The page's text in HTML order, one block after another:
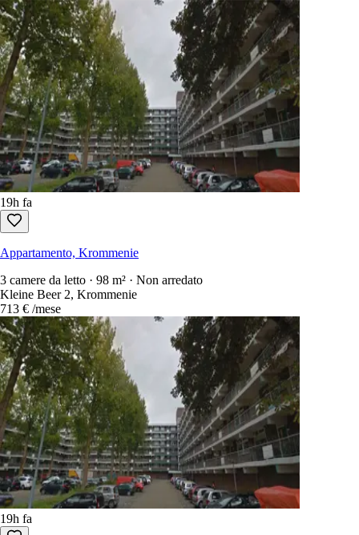
19h fa
Appartamento, Krommenie
3 camere da letto · 98 m² · Non arredato
Kleine Beer 2, Krommenie
713 € /mese
19h fa